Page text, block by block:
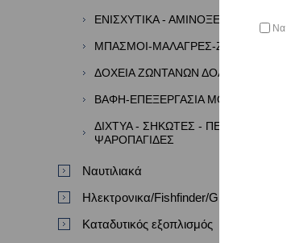
ΕΝΙΣΧΥΤΙΚΑ - ΑΜΙΝΟΞΕΑ - ΑΡΩΜΑΤΑ
ΜΠΑΣΜΟΙ-ΜΑΛΑΓΡΕΣ-ΖΥΜΕΣ
ΔΟΧΕΙΑ ΖΩΝΤΑΝΩΝ ΔΟΛΩΜΑΤΩΝ
ΒΑΦΗ-ΕΠΕΞΕΡΓΑΣΙΑ ΜΟΛΥΒΙΩΝ
ΔΙΧΤΥΑ - ΣΗΚΩΤΕΣ - ΠΕΖΟΒΟΛΑ -
ΨΑΡΟΠΑΓΙΔΕΣ
Ναυτιλιακά
Ηλεκτρονικα/Fishfinder/GPS/VHF
Καταδυτικός εξοπλισμός
Να